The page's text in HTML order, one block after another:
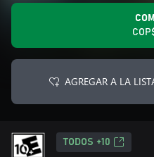
AGREGAR A LA
TODOS +10